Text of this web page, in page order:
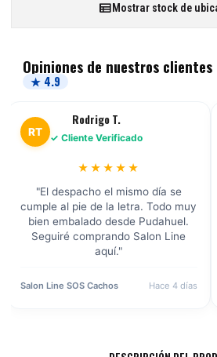
Mostrar stock de
Opiniones de nuestros clientes
★ 4.9
RT
Rodrigo T.
✓ Cliente Verificado
★★★★★
"El despacho el mismo día se
cumple al pie de la letra. Todo muy
bien embalado desde Pudahuel.
Seguiré comprando Salon Line
aquí."
Salon Line SOS Cachos Hace 4 días